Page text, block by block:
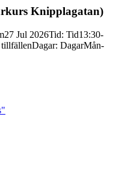
Knipplagatan)
27 Jul 2026Tid: Tid13:30-
tillfällenDagar: DagarMån-